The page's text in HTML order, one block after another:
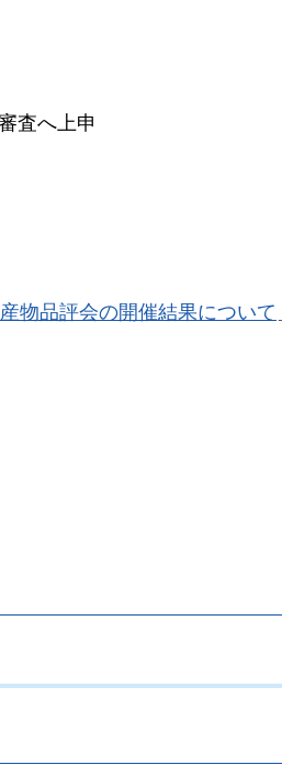
査へ上申
物品評会の開催結果について